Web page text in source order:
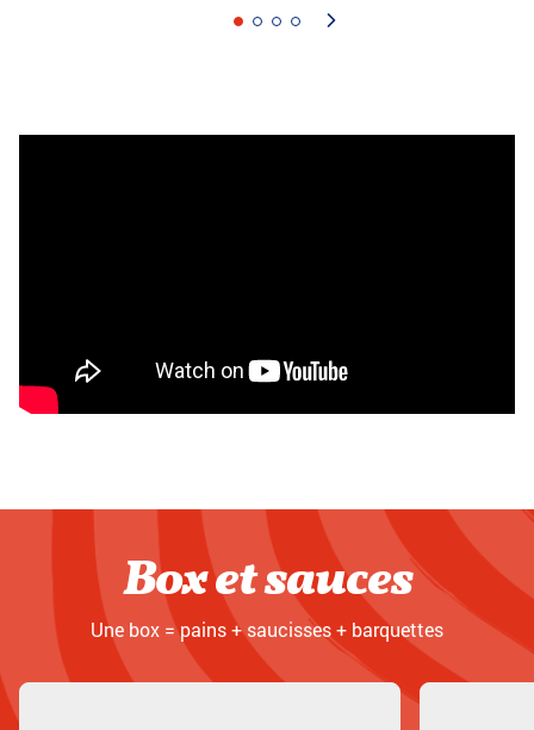
Box et sauces
Une box = pains + saucisses + barquettes